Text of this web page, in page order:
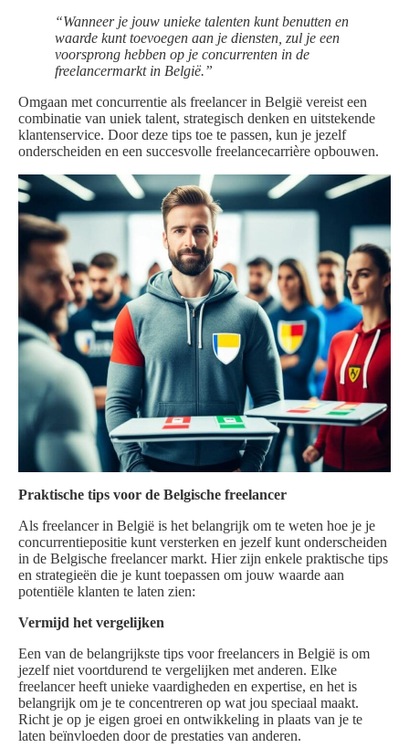
“Wanneer je jouw unieke talenten kunt benutten en
waarde kunt toevoegen aan je diensten, zul je een
voorsprong hebben op je concurrenten in de
freelancermarkt in België.”
Omgaan met concurrentie als freelancer in België vereist een
combinatie van uniek talent, strategisch denken en uitstekende
klantenservice. Door deze tips toe te passen, kun je jezelf
onderscheiden en een succesvolle freelancecarrière opbouwen.
Praktische tips voor de Belgische freelancer
Als freelancer in België is het belangrijk om te weten hoe je je
concurrentiepositie kunt versterken en jezelf kunt onderscheiden
in de Belgische freelancer markt. Hier zijn enkele praktische tips
en strategieën die je kunt toepassen om jouw waarde aan
potentiële klanten te laten zien:
Vermijd het vergelijken
Een van de belangrijkste tips voor freelancers in België is om
jezelf niet voortdurend te vergelijken met anderen. Elke
freelancer heeft unieke vaardigheden en expertise, en het is
belangrijk om je te concentreren op wat jou speciaal maakt.
Richt je op je eigen groei en ontwikkeling in plaats van je te
laten beïnvloeden door de prestaties van anderen.